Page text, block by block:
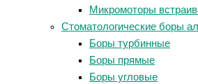
Микромоторы
Стоматологические боры
Боры турбинные
Боры прямые
Боры угловые